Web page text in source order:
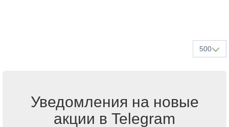
500
Уведомления на новые
акции в Telegram